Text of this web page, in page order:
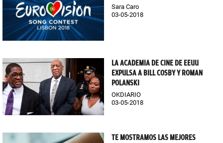
Sara Caro
03-05-2018
LA ACADEMIA DE CINE DE EEUU
EXPULSA A BILL COSBY Y ROMAN
POLANSKI
OKDIARIO
03-05-2018
TE MOSTRAMOS LAS MEJORES